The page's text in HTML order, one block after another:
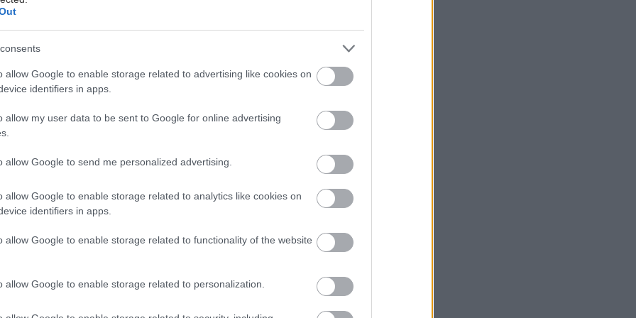
allow Google to enable storage related to advertising like cookies on
identifiers in apps.
allow my user data to be sent to Google for online advertising
allow Google to send me personalized advertising.
allow Google to enable storage related to analytics like cookies on
identifiers in apps.
allow Google to enable storage related to functionality of the website
allow Google to enable storage related to personalization.
Ρέκκα
ενισχύει την παρουσία της στην ελληνική αγορά με το
νέας μάρκας που διακρίνεται για την πολυτέλεια και την φινέτσα
την
DS, η οποια διαθετει μοντελα με πρωτοποριακές
, προσφέροντας μοναδικό στυλ,
ποιότητα φινιρίσματος που ανταποκρίνεται στις
Συνδυάζοντας ιδανικά την άνεση με το δυναμισμό, τα DS 3,
4, DS 4 Crossback και DS 5 χαρίζουν απόλαυση οδήγησης αλλά και
δυναμικό και αριστοκρατικόδείχνει αμέσως ότι είναι
καμπύλες επιφάνειες, η γραμμή του αμαξώματος, η